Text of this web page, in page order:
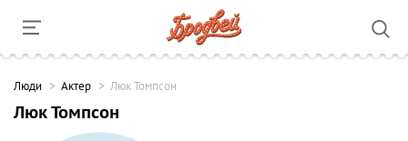
Люди Актер Люк Томпсон
Люк Томпсон